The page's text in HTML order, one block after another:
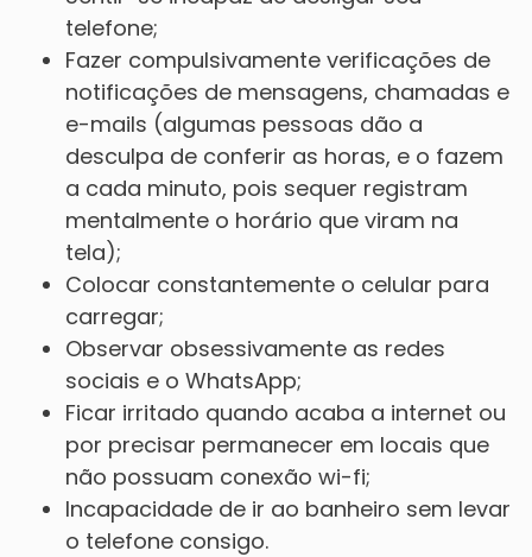
telefone;
Fazer compulsivamente verificações de
notificações de mensagens, chamadas e
e-mails (algumas pessoas dão a
desculpa de conferir as horas, e o fazem
a cada minuto, pois sequer registram
mentalmente o horário que viram na
tela);
Colocar constantemente o celular para
carregar;
Observar obsessivamente as redes
sociais e o WhatsApp;
Ficar irritado quando acaba a internet ou
por precisar permanecer em locais que
não possuam conexão wi-fi;
Incapacidade de ir ao banheiro sem levar
o telefone consigo.